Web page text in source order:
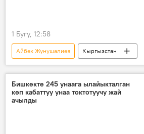
1 Бугу, 12:58
Айбек Жунушалиев
Кыргызстан
Бишкек
Бишкек мэриясы
веложүрүш
саамалык
Бишкекте 245 унаага ылайыкталган
көп кабаттуу унаа токтотуучу жай
ачылды